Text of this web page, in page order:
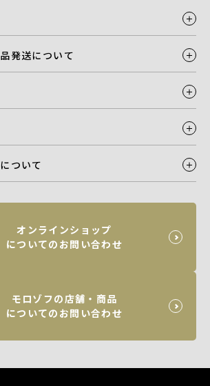
発送について
ついて
オンラインショップ
についてのお問い合わせ
モロゾフの店舗・商品
についてのお問い合わせ